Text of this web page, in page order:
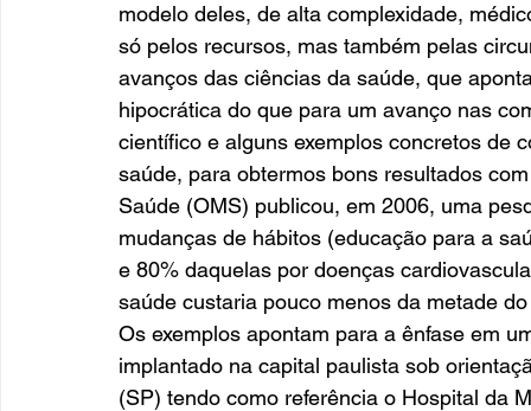
modelo deles, de alta complexidade,
só pelos recursos, mas também pelas
avanços das ciências da saúde, que
hipocrática do que para um avanço nas
científico e alguns exemplos concretos de
saúde, para obtermos bons resultados
Saúde (OMS) publicou, em 2006, uma
mudanças de hábitos (educação para a
e 80% daquelas por doenças
saúde custaria pouco menos da metade
Os exemplos apontam para a ênfase em
implantado na capital paulista sob
(SP) tendo como referência o Hospital da